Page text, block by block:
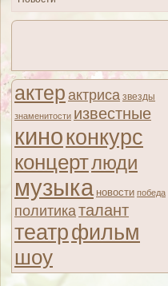
актер актриса звезды
знаменитости известные
киноконкурс
концертлюди
музыка новости победа
политикаталант
театрфильм
шоу